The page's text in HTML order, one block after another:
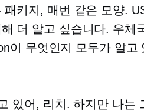
패키지, 매번 같은 모양.
더 알고 싶습니다. 우체
이 무엇인지 모두가 알
있어, 리치. 하지만 나는